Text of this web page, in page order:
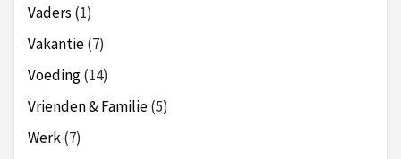
Vaders (1)
Vakantie(7)
Voeding(14)
Vrienden & Familie(5)
Werk(7)